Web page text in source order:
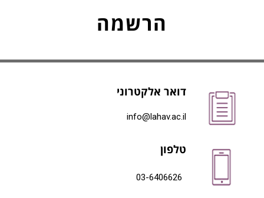
הרשמה
דואר אלקטרוני
info@lahav.ac.il
טלפון
03-6406626